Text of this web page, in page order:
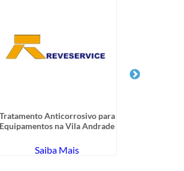
Tratamento Anticorrosivo para
Equipamentos na Vila Andrade
Saiba Mais